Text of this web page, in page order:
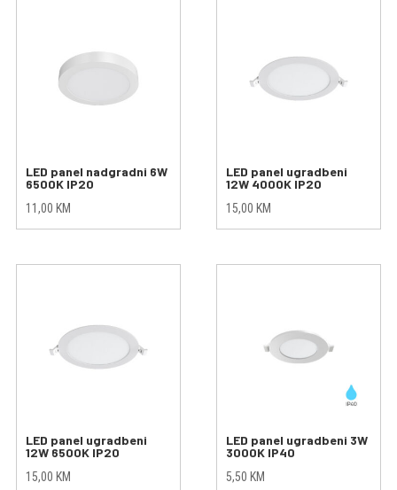
LED panel nadgradni 6W
6500K IP20
11,00 KM
LED panel ugradbeni
12W 4000K IP20
15,00 KM
LED panel ugradbeni
12W 6500K IP20
15,00 KM
LED panel ugradbeni 3W
3000K IP40
5,50 KM